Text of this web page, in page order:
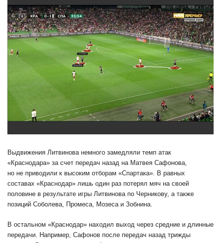
Выдвижения Литвинова немного замедляли темп атак
«Краснодара» за счет передач назад на Матвея Сафонова,
но не приводили к высоким отборам «Спартака». В равных
составах «Краснодар» лишь один раз потерял мяч на своей
половине в результате игры Литвинова по Черникову, а также
позиций Соболева, Промеса, Мозеса и Зобнина.
В остальном «Краснодар» находил выход через средние и длинные
передачи. Например, Сафонов после передач назад трижды